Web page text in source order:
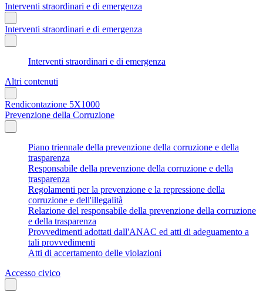
Interventi straordinari e di emergenza
Interventi straordinari e di emergenza
Interventi straordinari e di emergenza
Altri contenuti
Rendicontazione 5X1000
Prevenzione della Corruzione
Piano triennale della prevenzione della corruzione e della
trasparenza
Responsabile della prevenzione della corruzione e della
trasparenza
Regolamenti per la prevenzione e la repressione della
corruzione e dell'illegalità
Relazione del responsabile della prevenzione della corruzione
e della trasparenza
Provvedimenti adottati dall'ANAC ed atti di adeguamento a
tali provvedimenti
Atti di accertamento delle violazioni
Accesso civico